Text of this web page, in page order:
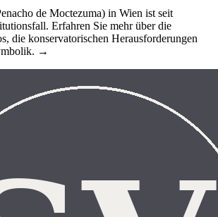
de Moctezuma) in Wien ist seit
Erfahren Sie mehr über die
die konservatorischen Herausforderungen
→